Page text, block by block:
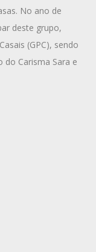
No ano de
deste grupo,
(GPC), sendo
do Carisma Sara e